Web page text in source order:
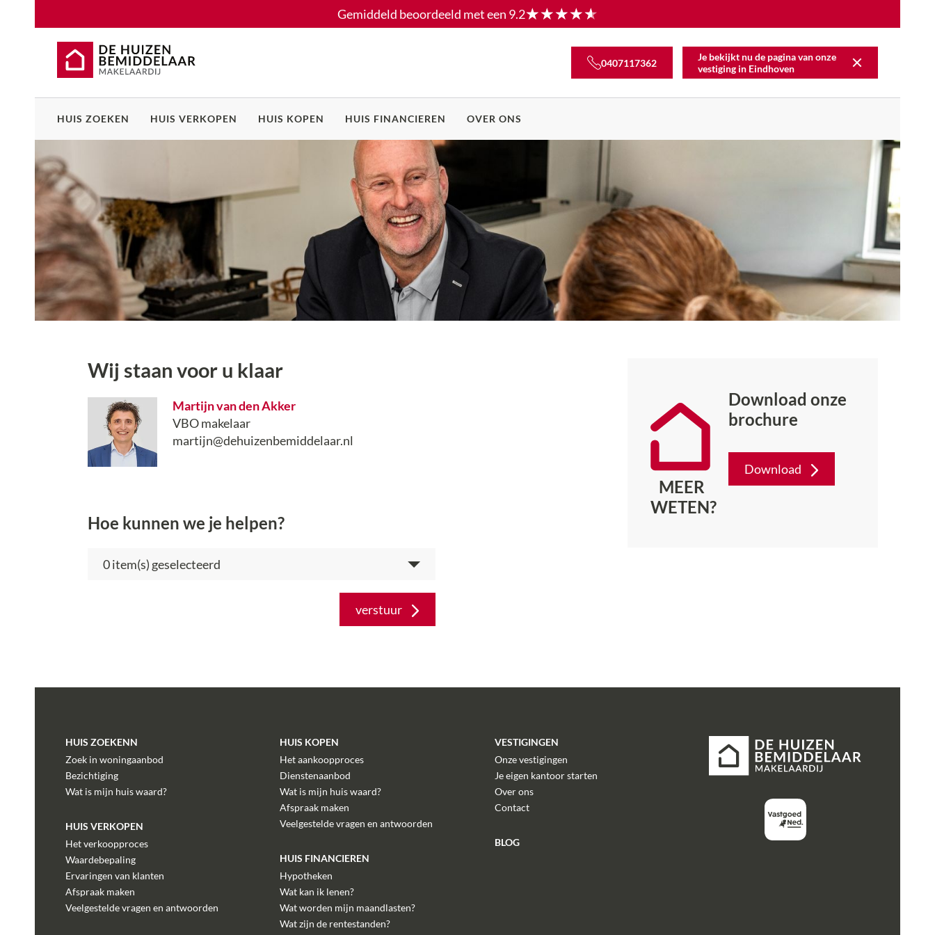
Gemiddeld beoordeeld met een 9.2
0407117362
Je bekijkt nu de pagina van onze
vestiging in Eindhoven
HUIS ZOEKEN HUIS VERKOPEN HUIS KOPEN HUIS FINANCIEREN OVER ONS
Wij staan voor u klaar
Martijn van den Akker
VBO makelaar
martijn@dehuizenbemiddelaar.nl
Hoe kunnen we je helpen?
item(s) geselecteerd
verstuur
MEER
WETEN?
Download onze
brochure
Download
HUIS ZOEKENN
Zoek in woningaanbod
Bezichtiging
Wat is mijn huis waard?
HUIS VERKOPEN
Het verkoopproces
Waardebepaling
Ervaringen van klanten
Afspraak maken
Veelgestelde vragen en antwoorden
HUIS KOPEN
Het aankoopproces
Dienstenaanbod
Wat is mijn huis waard?
Afspraak maken
Veelgestelde vragen en antwoorden
HUIS FINANCIEREN
Hypotheken
Wat kan ik lenen?
Wat worden mijn maandlasten?
Wat zijn de rentestanden?
VESTIGINGEN
Onze vestigingen
Je eigen kantoor starten
Over ons
Contact
BLOG